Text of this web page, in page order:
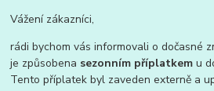
Vážení zákazníci,
rádi bychom vás informovali o dočasné
je způsobena sezonním příplatkem u
Tento příplatek byl zaveden externě a